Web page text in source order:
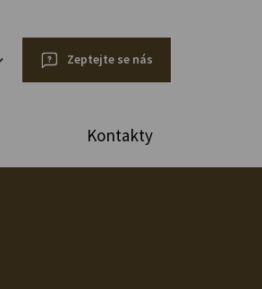
Zeptejte se nás
Kontakty